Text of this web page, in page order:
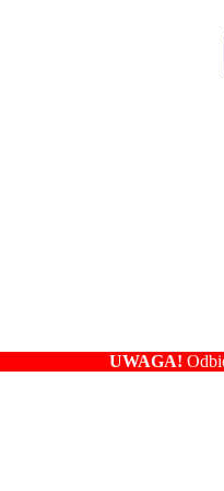
UWAGA!Odbiór